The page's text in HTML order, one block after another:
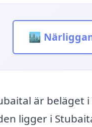
🏙️
är beläget
ligger i